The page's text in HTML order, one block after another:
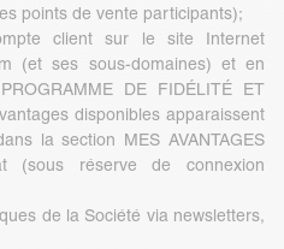
points de vente participants);
client sur le site Internet
(et ses sous-domaines) et en
DE FIDÉLITÉ ET
disponibles apparaissent
la section MES AVANTAGES
(sous réserve de connexion
de la Société via newsletters,